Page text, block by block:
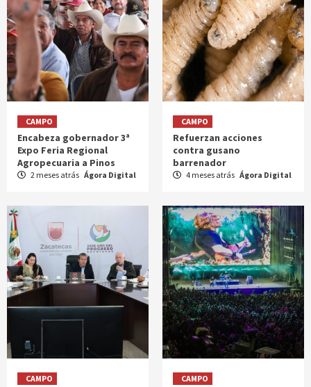
CAMPO
Encabeza gobernador 3ª
Expo Feria Regional
Agropecuaria a Pinos
2 meses atrás Ágora Digital
CAMPO
Refuerzan acciones
contra gusano
barrenador
4 meses atrás Ágora Digital
CAMPO CAMPO